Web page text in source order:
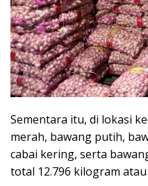
Sementara itu, di lokasi
merah, bawang putih,
cabai kering, serta
total 12.796 kilogram